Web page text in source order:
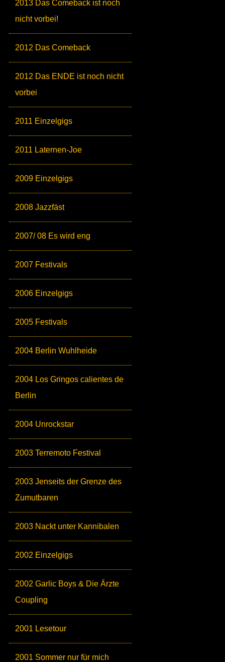
2013 Das Comeback ist noch
nicht vorbei!
2012 Das Comeback
2012 Das ENDE ist noch nicht
vorbei
2011 Einzelgigs
2011 Laternen-Joe
2009 Einzelgigs
2008 Jazzfäst
2007/ 08 Es wird eng
2007 Festivals
2006 Einzelgigs
2005 Festivals
2004 Berlin Wuhlheide
2004 Los Gringos calientes de
Berlin
2004 Unrockstar
2003 Terremoto Festival
2003 Jenseits der Grenze des
Zumutbaren
2003 Nackt unter Kannibalen
2002 Einzelgigs
2002 Garlic Boys & Die Ärzte
Coupling
2001 Lesetour
2001 Sommer nur für mich